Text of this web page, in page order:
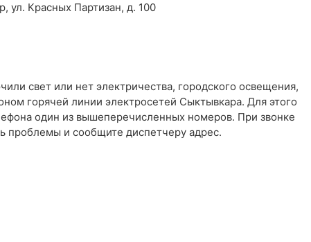
ул. Красных Партизан, д. 100
свет или нет электричества, городского освещения,
горячей линии электросетей Сыктывкара. Для этого
один из вышеперечисленных номеров. При звонке
проблемы и сообщите диспетчеру адрес.